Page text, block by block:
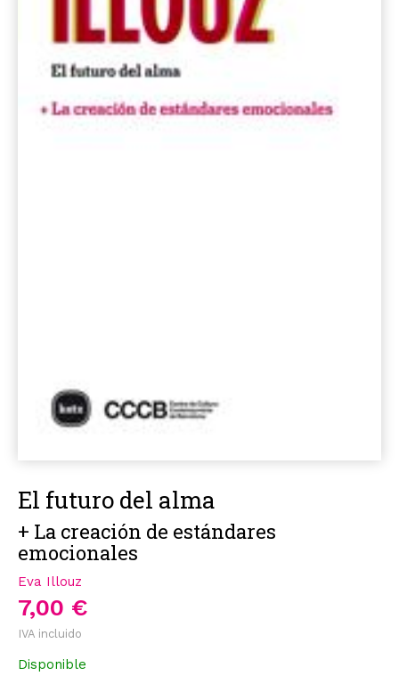
El futuro del alma
+ La creación de estándares
emocionales
Eva Illouz
7,00 €
IVA incluido
Disponible